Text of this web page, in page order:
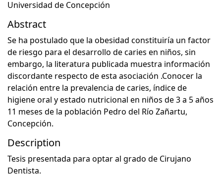
Universidad de Concepción
Abstract
Se ha postulado que la obesidad constituiría un factor
de riesgo para el desarrollo de caries en niños, sin
embargo, la literatura publicada muestra información
discordante respecto de esta asociación .Conocer la
relación entre la prevalencia de caries, índice de
higiene oral y estado nutricional en niños de 3 a 5 años
11 meses de la población Pedro del Río Zañartu,
Concepción.
Description
Tesis presentada para optar al grado de Cirujano
Dentista.